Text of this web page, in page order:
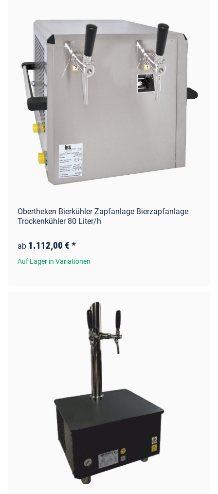
Obertheken Bierkühler Zapfanlage Bierzapfanlage
Trockenkühler 80 Liter/h
ab 1.112,00 € *
Auf Lager in Variationen